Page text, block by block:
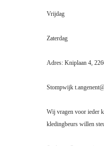
Vrijdag
Zaterdag
Adres: Kniplaan 4,
Stompwijk
Wij vragen voor ieder
kledingbeurs willen